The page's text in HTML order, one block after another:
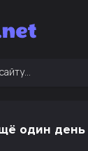
один день